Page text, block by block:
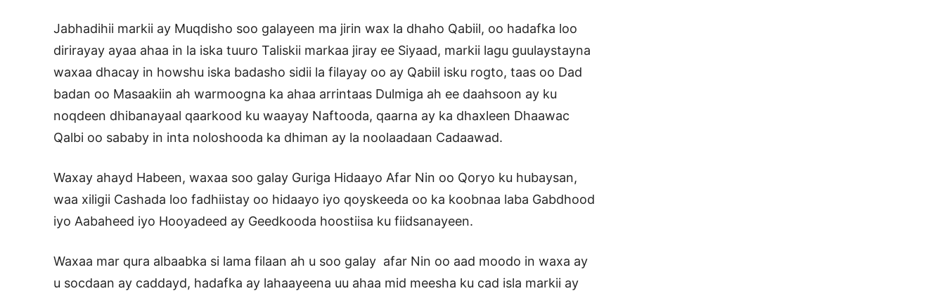
Jabhadihii markii ay Muqdisho soo galayeen ma jirin wax la dhaho Qabiil, oo hadafka loo
dirirayay ayaa ahaa in la iska tuuro Taliskii markaa jiray ee Siyaad, markii lagu guulaystayna
waxaa dhacay in howshu iska badasho sidii la filayay oo ay Qabiil isku rogto, taas oo Dad
badan oo Masaakiin ah warmoogna ka ahaa arrintaas Dulmiga ah ee daahsoon ay ku
noqdeen dhibanayaal qaarkood ku waayay Naftooda, qaarna ay ka dhaxleen Dhaawac
Qalbi oo sababy in inta noloshooda ka dhiman ay la noolaadaan Cadaawad.
Waxay ahayd Habeen, waxaa soo galay Guriga Hidaayo Afar Nin oo Qoryo ku hubaysan,
waa xiligii Cashada loo fadhiistay oo hidaayo iyo qoyskeeda oo ka koobnaa laba Gabdhood
iyo Aabaheed iyo Hooyadeed ay Geedkooda hoostiisa ku fiidsanayeen.
Waxaa mar qura albaabka si lama filaan ah u soo galay afar Nin oo aad moodo in waxa ay
u socdaan ay caddayd, hadafka ay lahaayeena uu ahaa mid meesha ku cad isla markii ay